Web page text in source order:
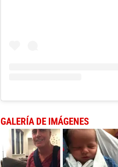
GALERÍA DE IMÁGENES